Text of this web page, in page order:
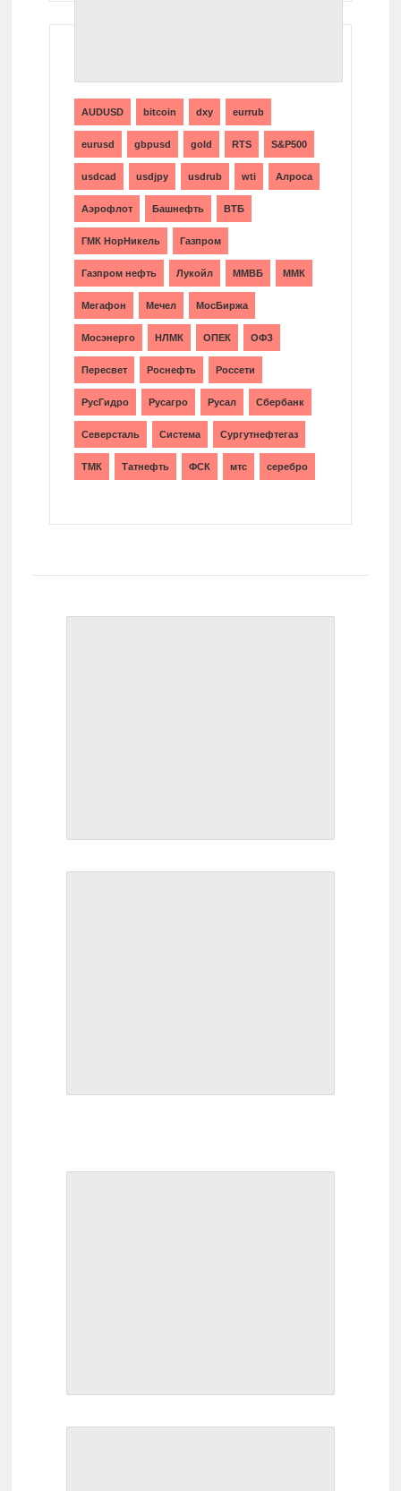
AUDUSD bitcoin dxy eurrub
eurusd gbpusd gold RTS S&P500
usdcad usdjpy usdrub wti Алроса
Аэрофлот Башнефть ВТБ
ГМК НорНикель Газпром
Газпром нефть Лукойл ММВБ ММК
Мегафон Мечел МосБиржа
Мосэнерго НЛМК ОПЕК ОФЗ
Пересвет Роснефть Россети
РусГидро Русагро Русал Сбербанк
Северсталь Система Сургутнефтегаз
ТМК Татнефть ФСК мтс серебро